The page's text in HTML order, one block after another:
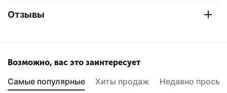
Отзывы
Возможно, вас это заинтересует
Самые популярные Хиты продаж Недавно